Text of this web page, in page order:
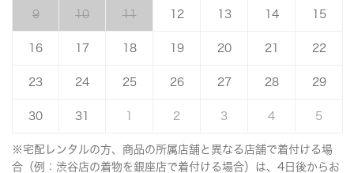
9 10 11 12 13 14 15
16 17 18 19 20 21 22
23 24 25 26 27 28 29
30 31 1 2 3 4 5
※宅配レンタルの方、商品の所属店舗と異なる店舗で着付ける場
合（例：渋谷店の着物を銀座店で着付ける場合）は、4日後からお